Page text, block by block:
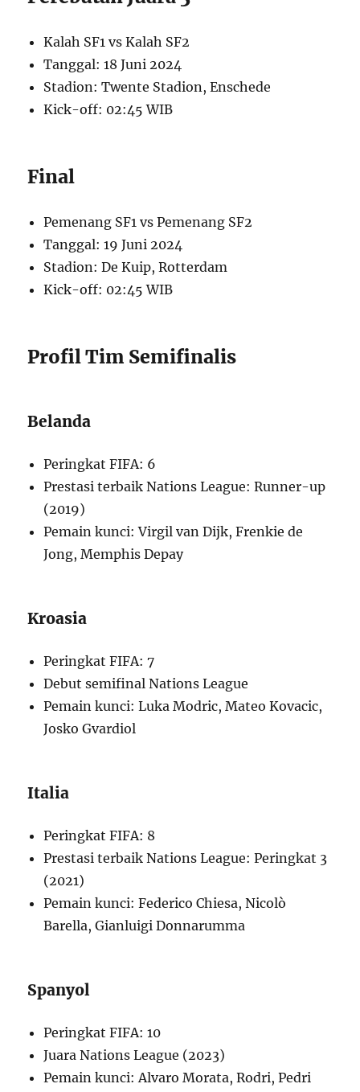
Kalah SF1 vs Kalah SF2
Tanggal: 18 Juni 2024
Stadion: Twente Stadion, Enschede
Kick-off: 02:45 WIB
Final
Pemenang SF1 vs Pemenang SF2
Tanggal: 19 Juni 2024
Stadion: De Kuip, Rotterdam
Kick-off: 02:45 WIB
Profil Tim Semifinalis
Belanda
Peringkat FIFA: 6
Prestasi terbaik Nations League: Runner-up
(2019)
Pemain kunci: Virgil van Dijk, Frenkie de
Jong, Memphis Depay
Kroasia
Peringkat FIFA: 7
Debut semifinal Nations League
Pemain kunci: Luka Modric, Mateo Kovacic,
Josko Gvardiol
Italia
Peringkat FIFA: 8
Prestasi terbaik Nations League: Peringkat 3
(2021)
Pemain kunci: Federico Chiesa, Nicolò
Barella, Gianluigi Donnarumma
Spanyol
Peringkat FIFA: 10
Juara Nations League (2023)
Pemain kunci: Alvaro Morata, Rodri, Pedri